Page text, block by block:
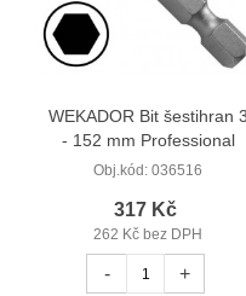
WEKADOR Bit šestihran 3
- 152 mm Professional
Obj.kód: 036516
317 Kč
262 Kč bez DPH
- +